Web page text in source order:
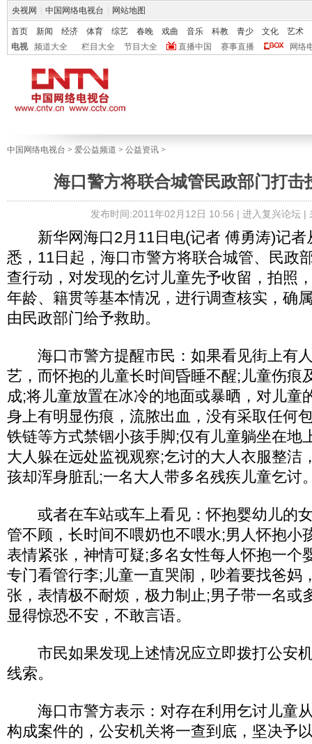
央视网 中国网络电视台 网站地图
首页 新闻 经济 体育 综艺 春晚 戏曲 音乐 科教 青少 文化
艺术
电视
频道大全 栏目大全 节目大全 直播中国 赛事直播 网络
中国网络电视台 > 爱公益频道 > 公益资讯 >
海口警方将联合城管民政部门打击
发布时间:2011年02月12日 10:56 | 进入复兴论坛|
新华网海口2月11日电(记者 傅勇涛)记者
悉，11日起，海口市警方将联合城管、民政
查行动，对发现的乞讨儿童先予收留，拍照
年龄、籍贯等基本情况，进行调查核实，确
由民政部门给予救助。
海口市警方提醒市民：如果看见街上有
艺，而怀抱的儿童长时间昏睡不醒;儿童伤痕
成;将儿童放置在冰冷的地面或暴晒，对儿童
身上有明显伤痕，流脓出血，没有采取任何
铁链等方式禁锢小孩手脚;仅有儿童躺坐在地
大人躲在远处监视观察;乞讨的大人衣服整洁
孩却浑身脏乱;一名大人带多名残疾儿童乞讨
或者在车站或车上看见：怀抱婴幼儿的
管不顾，长时间不喂奶也不喂水;男人怀抱小
表情紧张，神情可疑;多名女性每人怀抱一个
专门看管行李;儿童一直哭闹，吵着要找爸妈
张，表情极不耐烦，极力制止;男子带一名或
显得惊恐不安，不敢言语。
市民如果发现上述情况应立即拨打公安
线索。
海口市警方表示：对存在利用乞讨儿童
构成案件的，公安机关将一查到底，坚决予